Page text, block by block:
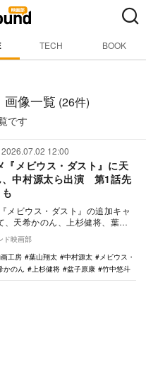
TECH BOOK
画像一覧 (26件)
です
2026.07.02 12:00
『メビウス・ダスト』に天
、中村源太ら出演 第1話先
メビウス・ダスト』の追加キャ
、天希かのん、上杉健将、葉山
原康、中村源太の出演が発表さ
て…
ド映画部
工房 葉山翔太 中村源太
メビウス・
かのん 上杉健将 盆子原康 竹中悠斗